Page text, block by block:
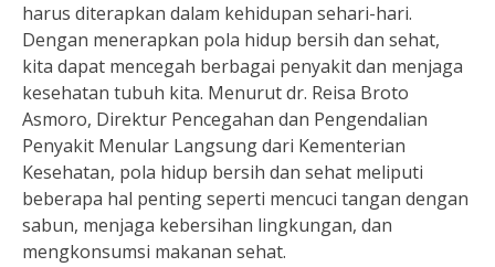
harus diterapkan dalam kehidupan sehari-hari.
Dengan menerapkan pola hidup bersih dan sehat,
kita dapat mencegah berbagai penyakit dan menjaga
kesehatan tubuh kita. Menurut dr. Reisa Broto
Asmoro, Direktur Pencegahan dan Pengendalian
Penyakit Menular Langsung dari Kementerian
Kesehatan, pola hidup bersih dan sehat meliputi
beberapa hal penting seperti mencuci tangan dengan
sabun, menjaga kebersihan lingkungan, dan
mengkonsumsi makanan sehat.